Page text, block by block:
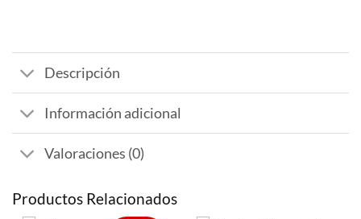
Descripción
Información adicional
Valoraciones (0)
Productos Relacionados